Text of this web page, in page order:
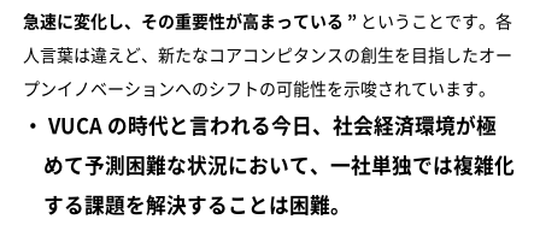
急速に変化し、その重要性が高まっている ” ということです。各
人言葉は違えど、新たなコアコンピタンスの創生を目指したオー
プンイノベーションへのシフトの可能性を示唆されています。
・ VUCA の時代と言われる今日、社会経済環境が極
めて予測困難な状況において、一社単独では複雑化
する課題を解決することは困難。